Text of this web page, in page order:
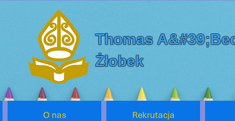
Thomas
Żłobek
O nas Rekrutacja